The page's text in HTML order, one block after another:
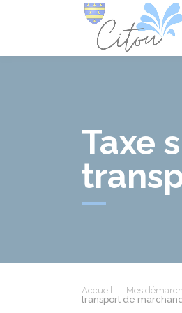
Taxe
Accueil Mes
transport de